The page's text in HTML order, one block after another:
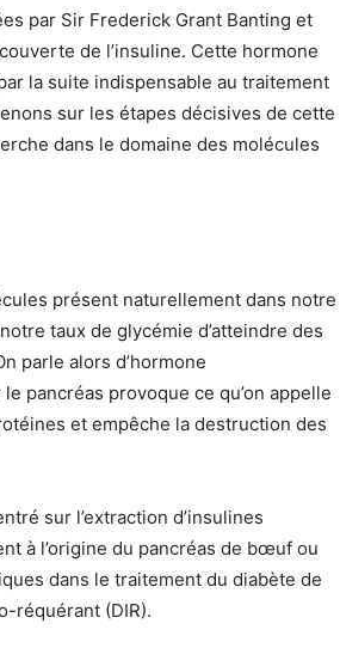
par Sir Frederick Grant Banting et
de l’insuline. Cette hormone
la suite indispensable au traitement
sur les étapes décisives de cette
dans le domaine des molécules
présent naturellement dans notre
taux de glycémie d’atteindre des
parle alors d’hormone
pancréas provoque ce qu’on appelle
et empêche la destruction des
sur l’extraction d’insulines
à l’origine du pancréas de bœuf ou
dans le traitement du diabète de
réquérant (DIR).